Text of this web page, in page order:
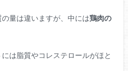
量は違いますが、中には鶏肉の
は脂質やコレステロールがほと